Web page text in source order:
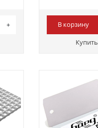
В корзину